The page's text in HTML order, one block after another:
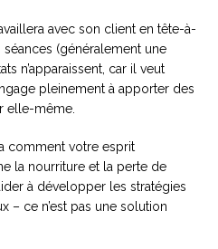
avec son client en tête-à-
(généralement une
n’apparaissent, car il veut
pleinement à apporter des
elle-même.
comment votre esprit
la nourriture et la perte de
à développer les stratégies
– ce n’est pas une solution